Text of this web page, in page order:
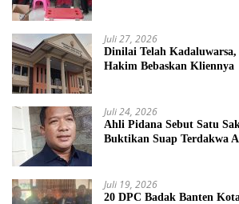
Juli 27, 2026
Dinilai Telah
Hakim Bebaskan Kliennya
Juli 24, 2026
Ahli Pidana Sebut Satu
Buktikan Suap Terdakwa
Juli 19, 2026
20 DPC Badak Banten